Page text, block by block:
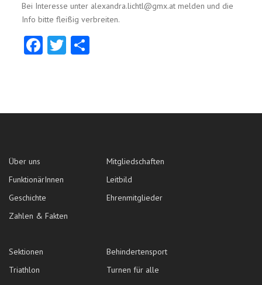
Bei Interesse unter alexandra.lichtl@gmx.at melden und die
Info bitte fleißig verbreiten.
Facebook
Twitter
Über uns
Mitgliedschaften
FunktionärInnen
Leitbild
Geschichte
Ehrenmitglieder
Zahlen & Fakten
Sektionen
Behindertensport
Triathlon
Turnen für alle